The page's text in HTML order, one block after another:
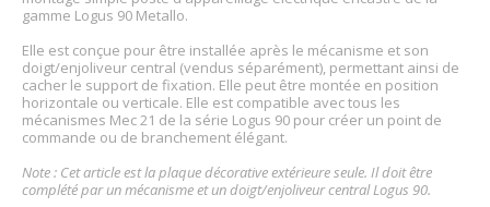
gamme Logus 90 Metallo.
Elle est conçue pour être installée après le mécanisme et son
doigt/enjoliveur central (vendus séparément), permettant ainsi de
cacher le support de fixation. Elle peut être montée en position
horizontale ou verticale. Elle est compatible avec tous les
mécanismes Mec 21 de la série Logus 90 pour créer un point de
commande ou de branchement élégant.
Note : Cet article est la plaque décorative extérieure seule. Il doit être
complété par un mécanisme et un doigt/enjoliveur central Logus 90.